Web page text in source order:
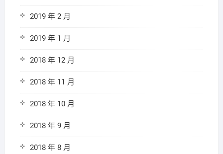
2019 年 2 月
2019 年 1 月
2018 年 12 月
2018 年 11 月
2018 年 10 月
2018 年 9 月
2018 年 8 月